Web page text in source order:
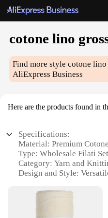
cotone lino
Find more stylecotone lino
AliExpress Business
Here are the products found in
Specifications:
Material: Premium
Type: Wholesale Filati
Category: Yarn and
Design and Style:
Projects
Performance and
Quality